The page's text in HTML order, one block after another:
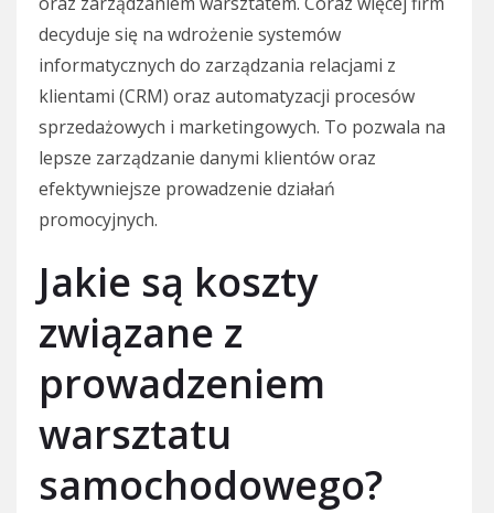
decyduje się na wdrożenie systemów
informatycznych do zarządzania relacjami z
klientami (CRM) oraz automatyzacji procesów
sprzedażowych i marketingowych. To pozwala na
lepsze zarządzanie danymi klientów oraz
efektywniejsze prowadzenie działań
promocyjnych.
Jakie są koszty
związane z
prowadzeniem
warsztatu
samochodowego?